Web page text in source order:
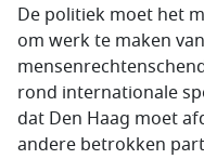
De politiek moet het
om werk te maken
rond internationale
dat Den Haag moet
andere betrokken